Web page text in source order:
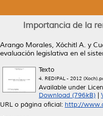
Importancia de la
Arango Morales, Xóchitl A. y
evaluación legislativa en el
Texto
4. REDIPAL - 2012
Available under
Download (796kB)
URL o página oficial: http://